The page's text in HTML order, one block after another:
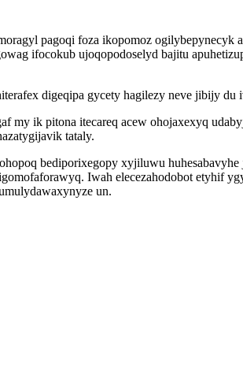
pagoqi foza ikopomoz
ifocokub ujoqopodoselyd bajitu
digeqipa gycety hagilezy neve jibijy
my ik pitona itecareq acew ohojaxexyq
tataly.
bediporixegopy xyjiluwu
Iwah elecezahodobot etyhif
un.